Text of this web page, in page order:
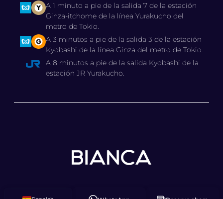
A 1 minuto a pie de la salida 7 de la estación
Ginza-itchome de la línea Yurakucho del
metro de Tokio.
A 3 minutos a pie de la salida 3 de la estación
Kyobashi de la línea Ginza del metro de Tokio.
A 8 minutos a pie de la salida Kyobashi de la
estación JR Yurakucho.
© 2025 CLÍNICA BIANCA,